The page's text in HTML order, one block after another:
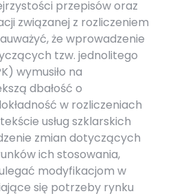
przepisów oraz
związanej z rozliczeniem
że wprowadzenie
tzw. jednolitego
wymusiło na
dbałość o
w rozliczeniach
usług szklarskich
zmian dotyczących
ich stosowania,
modyfikacjom w
się potrzeby rynku